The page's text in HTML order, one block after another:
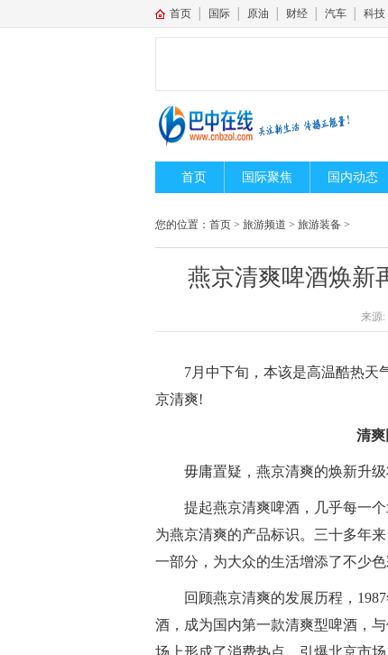
首页 国际 原油 财经 汽车 科技
首页 国际聚焦 国内动态
您的位置： 首页 > 旅游频道 > 旅游装备 >
燕京清爽啤酒焕新
来源:
7月中下旬，本该是高温酷热天
京清爽!
清
毋庸置疑，燕京清爽的焕新升
提起燕京清爽啤酒，几乎每一
为燕京清爽的产品标识。三十多年
一部分，为大众的生活增添了不少色
回顾燕京清爽的发展历程，
酒，成为国内第一款清爽型啤酒，
场上形成了消费热点，引爆北京市